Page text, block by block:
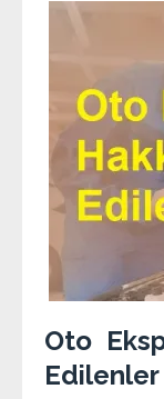
Oto
Edilenler